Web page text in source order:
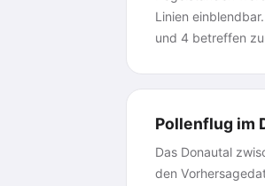
Linien
und 4 betreffen
Pollenflug im
Das Donautal
den